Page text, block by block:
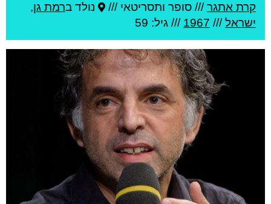
קרת אתגר/// סופר ותסריטאי /// נולד ברמת גן,
ישראל///
1967 /// גיל: 59